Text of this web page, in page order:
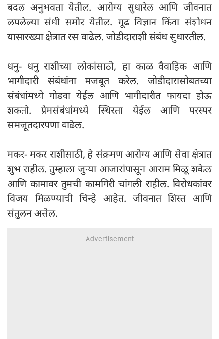
बदल अनुभवता येतील. आरोग्य सुधारेल आणि जीवनात
लपलेल्या संधी समोर येतील. गूढ विज्ञान किंवा संशोधन
यासारख्या क्षेत्रात रस वाढेल. जोडीदाराशी संबंध सुधारतील.
धनु- धनु राशीच्या लोकांसाठी, हा काळ वैवाहिक आणि
भागीदारी संबंधांना मजबूत करेल. जोडीदारासोबतच्या
संबंधांमध्ये गोडवा येईल आणि भागीदारीत फायदा होऊ
शकतो. प्रेमसंबंधांमध्ये स्थिरता येईल आणि परस्पर
समजूतदारपणा वाढेल.
मकर- मकर राशीसाठी, हे संक्रमण आरोग्य आणि सेवा क्षेत्रात
शुभ राहील. तुम्हाला जुन्या आजारांपासून आराम मिळू शकेल
आणि कामावर तुमची कामगिरी चांगली राहील. विरोधकांवर
विजय मिळण्याची चिन्हे आहेत. जीवनात शिस्त आणि
संतुलन असेल.